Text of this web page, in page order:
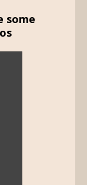
some